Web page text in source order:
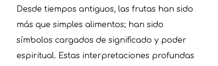
Desde tiempos antiguos, las frutas han sido
más que simples alimentos; han sido
símbolos cargados de significado y poder
espiritual. Estas interpretaciones profundas